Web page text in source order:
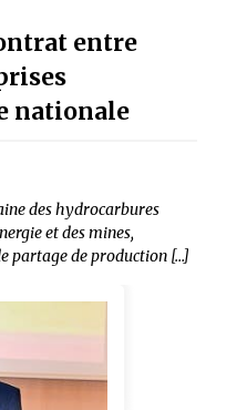
entre
nationale
des hydrocarbures
et des mines,
partage de production […]